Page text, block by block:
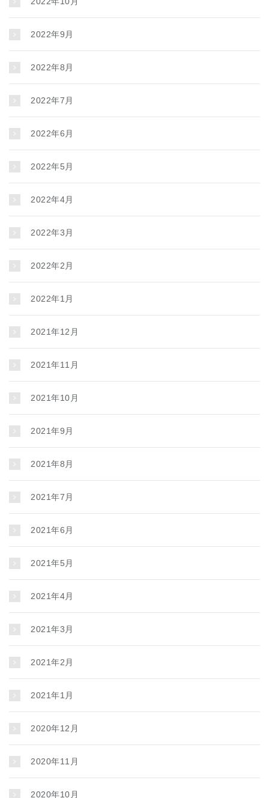
2022年9月
2022年8月
2022年7月
2022年6月
2022年5月
2022年4月
2022年3月
2022年2月
2022年1月
2021年12月
2021年11月
2021年10月
2021年9月
2021年8月
2021年7月
2021年6月
2021年5月
2021年4月
2021年3月
2021年2月
2021年1月
2020年12月
2020年11月
2020年10月